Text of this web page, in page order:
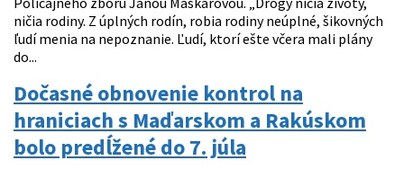
ničia rodiny. Z úplných rodín, robia rodiny neúplné, šikovných
ľudí menia na nepoznanie. Ľudí, ktorí ešte včera mali plány
do...
Dočasné obnovenie kontrol na
hraniciach s Maďarskom a Rakúskom
bolo predĺžené do 7. júla